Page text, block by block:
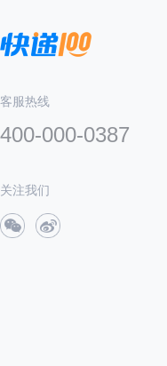
客服热线
400-000-0387
关注我们